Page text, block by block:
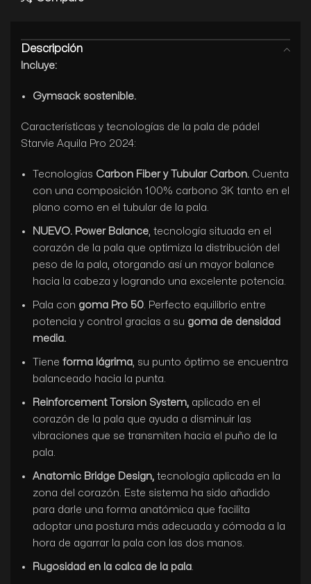
Descripción
Incluye:
Gymsack sostenible.
Características y tecnologías de la pala de pádel
Starvie Aquila Pro 2024:
Tecnologías Carbon Fiber y Tubular Carbon. Cuenta
con una composición 100% carbono 3K tanto en el
plano como en el tubular de la pala.
NUEVO. Power Balance , tecnología situada en el
corazón de la pala que optimiza la distribución del
peso de la pala, otorgando así un mayor balance
hacia la cabeza y logrando una excelente potencia.
Pala con goma Pro 50 . Perfecto equilibrio entre
potencia y control gracias a su goma de densidad
media.
Tiene forma lágrima , su punto óptimo se encuentra
balanceado hacia la punta.
Reinforcement Torsion System, aplicado en el
corazón de la pala que ayuda a disminuir las
vibraciones que se transmiten hacia el puño de la
pala.
Anatomic Bridge Design, tecnología aplicada en la
zona del corazón. Este sistema ha sido añadido
para darle una forma anatómica que facilita
adoptar una postura más adecuada y cómoda a la
hora de agarrar la pala con las dos manos.
Rugosidad en la calca de la pala